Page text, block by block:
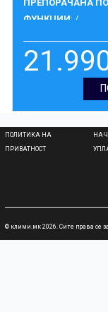
ПРЕПОРАЧАНА
ФУНКЦИИ: /
ПОЛИТИКА НА
ПРИВАТНОСТ
© клими.мк 2026. Сите права се